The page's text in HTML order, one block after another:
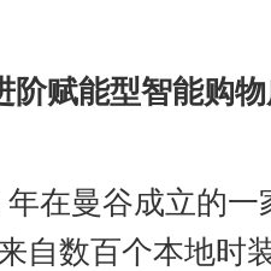
阶赋能型智能购
年在曼谷成立的
自数百个本地时